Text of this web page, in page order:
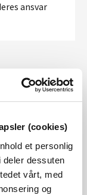
(cookies)
et personlig
dessuten
vårt, med
og
ansvar